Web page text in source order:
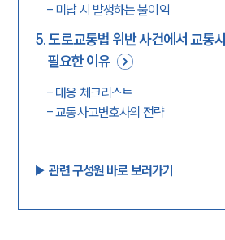
- 미납 시 발생하는 불이익
5.도로교통법 위반 사건에서 교통
필요한 이유
- 대응 체크리스트
-교통사고변호사의 전략
▶︎ 관련 구성원 바로 보러가기